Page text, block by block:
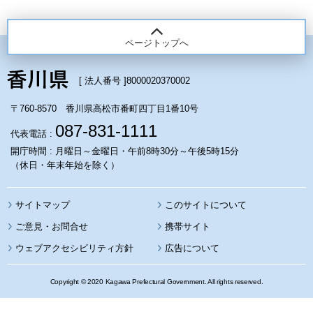
ページトップへ
[ 法人番号 ]8000020370002
〒760-8570 香川県高松市番町四丁目1番10号
代表電話 : 087-831-1111
開庁時間 : 月曜日～金曜日・午前8時30分～午後5時15分
（休日・年末年始を除く）
サイトマップ このサイトについて
携帯サイト
ウェブアクセシビリティ方針 広告について
Copyright © 2020 Kagawa Prefectural Government. All rights reserved.